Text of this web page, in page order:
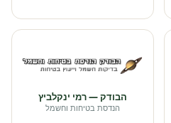
הבודק — רמי ינקלביץ
הנדסת בטיחות וחשמל